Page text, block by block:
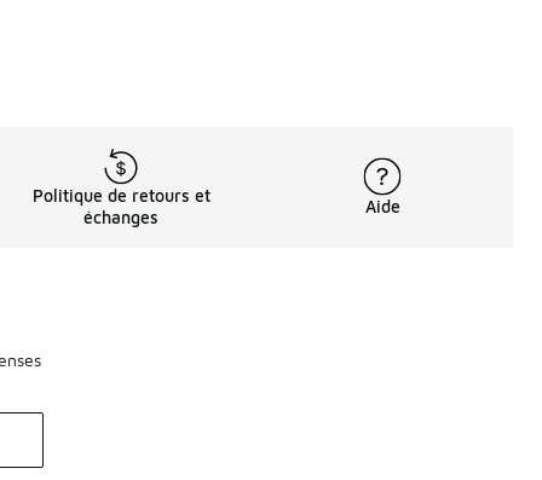
Politique de retours et
échanges
Aide